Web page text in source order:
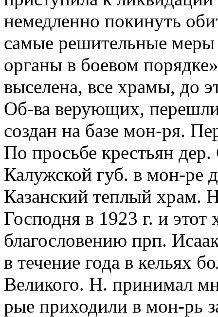
немедленно покинуть
самые решительные меры
органы в боевом
выселена, все храмы, до
Об-ва верующих,
создан на базе мон-ря.
По просьбе крестьян
Калужской губ. в мон-ре
Казанский теплый храм.
Господня в 1923 г. и
благословению прп.
в течение года в кельях
Великого. Н. принимал
рые приходили в мон-рь